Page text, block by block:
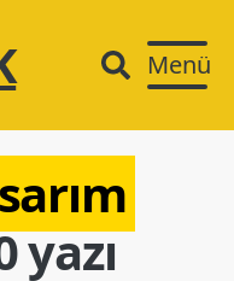
Menü
yazı